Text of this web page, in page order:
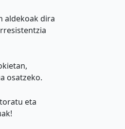
aldekoak dira
osatzeko.
eta